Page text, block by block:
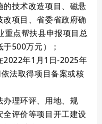
的技术改造项目、磁悬
改项目、省委省政府确
重点帮扶县申报项目总
500万元）；
2022年1月1日-2025年
法取得项目备案或核
办理环评、用地、规
全评价等项目开工建设